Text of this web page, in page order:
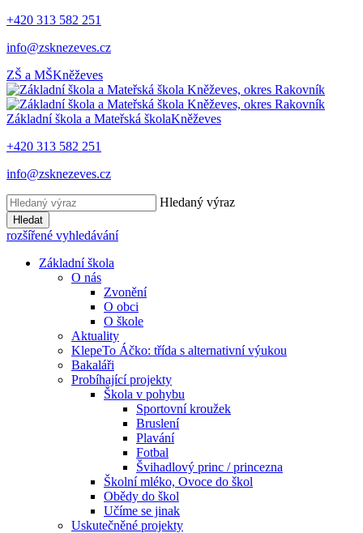
+420 313 582 251
info@zsknezeves.cz
ZŠ a MŠKněževes
Základní škola a Mateřská školaKněževes
+420 313 582 251
info@zsknezeves.cz
Hledaný výraz
Hledat
rozšířené vyhledávání
Základní škola
O nás
Zvonění
O obci
O škole
Aktuality
KlepeTo Áčko: třída s alternativní výukou
Bakaláři
Probíhající projekty
Škola v pohybu
Sportovní kroužek
Bruslení
Plavání
Fotbal
Švihadlový princ / princezna
Školní mléko, Ovoce do škol
Obědy do škol
Učíme se jinak
Uskutečněné projekty